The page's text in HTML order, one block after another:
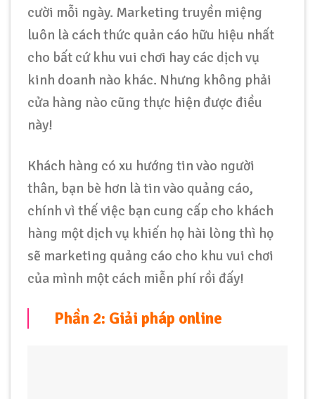
cười mỗi ngày. Marketing truyền miệng
luôn là cách thức quản cáo hữu hiệu nhất
cho bất cứ khu vui chơi hay các dịch vụ
kinh doanh nào khác. Nhưng không phải
cửa hàng nào cũng thực hiện được điều
này!
Khách hàng có xu hướng tin vào người
thân, bạn bè hơn là tin vào quảng cáo,
chính vì thế việc bạn cung cấp cho khách
hàng một dịch vụ khiến họ hài lòng thì họ
sẽ marketing quảng cáo cho khu vui chơi
của mình một cách miễn phí rồi đấy!
Phần 2: Giải pháp online